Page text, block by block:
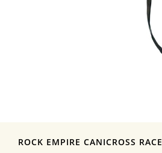
ROCK EMPIRE CANICROSS RACE